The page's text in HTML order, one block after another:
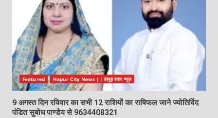
Featured Hapur City News || हापुड़ शहर न्यूज़
9 अगस्त दिन रविवार का सभी 12 राशियों का राषिफल जाने ज्योतिर्विद
पंडित सुबोध पाण्डेय से 9634408321